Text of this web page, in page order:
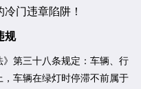
门违章陷阱！
规
第三十八条规定：车辆、行
车辆在绿灯时停滞不前属于